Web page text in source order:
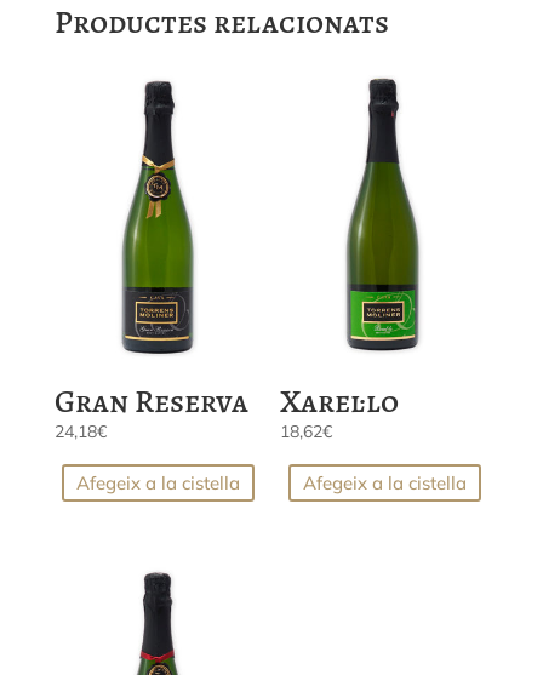
Productes relacionats
Gran Reserva
24,18€
Afegeix a la cistella
Xarel·lo
18,62€
Afegeix a la cistella